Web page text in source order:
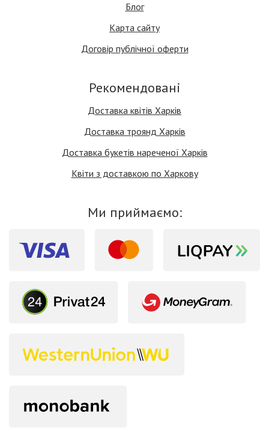
Блог
Карта сайту
Договір публічної оферти
Рекомендовані
Доставка квітів Харків
Доставка троянд Харків
Доставка букетів нареченої Харків
Квіти з доставкою по Харкову
Ми приймаємо: